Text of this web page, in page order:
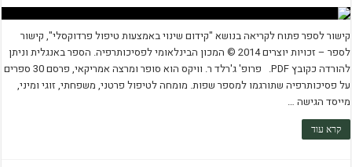
קישור לספר פתוח לקריאה בנושא "קידום שינוי באמצעות טיפול פרדוקסלי", קישור
לספר – זכויות יוצרים 2014 © המכון הבינלאומי לפסיכותרפיה. הספר באנגלית וניתן
להורדה כקובץ PDF. פרופ' ג'רלד ר. וויקס הוא סופר ומרצה אמריקאי, פרסם 30 ספרים
על פסיכותרפיה שתורגמו למספר שפות. מומחה לטיפול פרטני, משפחתי, זוגי ומיני,
מייסד הגישה …
קרא עוד